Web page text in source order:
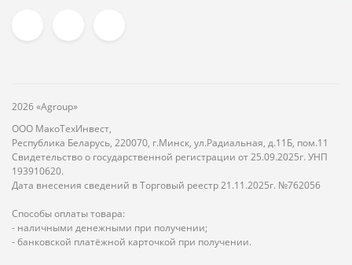
2026 «Agroup»
ООО МакоТехИнвест,
Республика Беларусь, 220070, г.Минск, ул.Радиальная, д.11Б, пом.11
Свидетельство о государственной регистрации от 25.09.2025г. УНП
193910620.
Дата внесения сведений в Торговый реестр 21.11.2025г. №762056
Способы оплаты товара:
- наличными денежными при получении;
- банковской платёжной карточкой при получении.